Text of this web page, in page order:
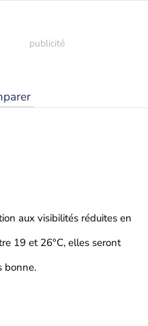
aux visibilités réduites en
19 et 26°C, elles seront
bonne.